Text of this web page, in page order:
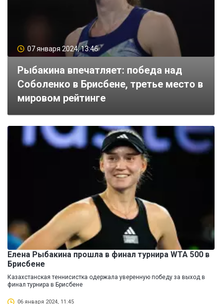
07 января 2024, 13:46
Рыбакина впечатляет: победа над
Соболенко в Брисбене, третье место в
мировом рейтинге
Елена Рыбакина прошла в финал турнира WTA 500 в
Брисбене
Казахстанская теннисистка одержала уверенную победу за выход в
финал турнира в Брисбене
06 января 2024, 11:45